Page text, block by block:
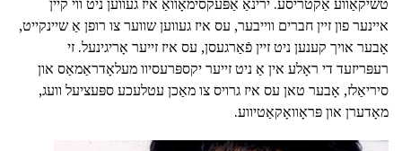
איינער פון זיין חברים ווייבער, עס איז געווען שווער צו רופן אַ שיינקייט,
אָבער אויך קענען ניט זיין פֿאַרגעסן, עס איז זייער אָריגינעל. זי
רעפּריזעד די ראָלע אין אַ ניט זייער יקספּרעסיוו מעלאָדראַמאַס און
סיריאַלז, אָבער טאן עס איז גרויס צו מאַכן עטלעכע ספּעציעל וועג,
מאָדערן און פּראָוואָקאַטיווע.